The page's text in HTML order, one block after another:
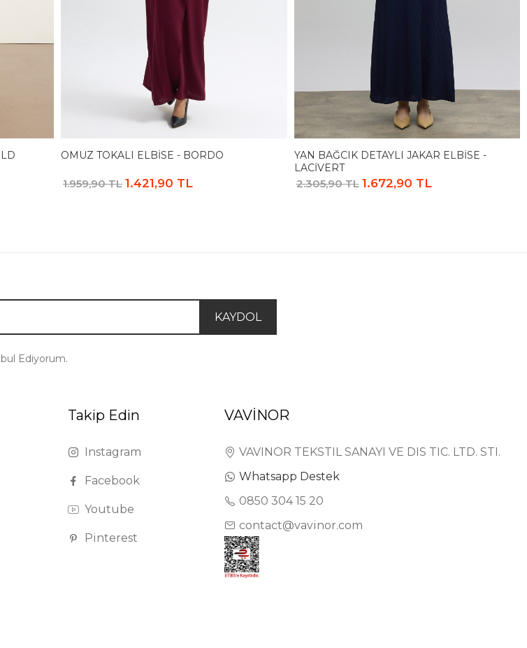
OMUZ TOKALI ELBISE - BORDO
1.959,90 TL 1.421,90 TL
YAN BAĞCIK DETAYLI JAKAR ELBISE -
LACIVERT
2.305,90 TL 1.672,90 TL
KAYDOL
Ediyorum.
Takip Edin
Instagram
Facebook
Youtube
Pinterest
VAVİNOR
VAVINOR TEKSTIL SANAYI VE DIS TIC. LTD. STI.
Whatsapp Destek
0850 304 15 20
contact@vavinor.com